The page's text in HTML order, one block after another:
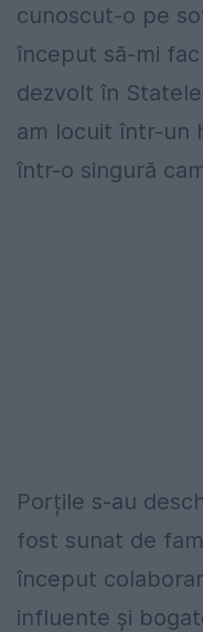
cunoscut-o pe
început să-mi
dezvolt în
am locuit într-un
într-o singură
Porțile s-au
fost sunat de
început
influente și